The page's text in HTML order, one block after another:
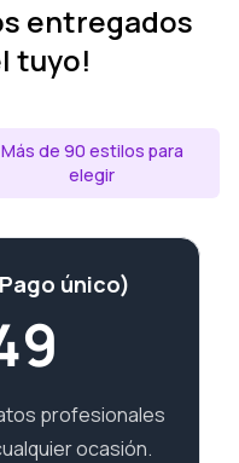
entregados
tuyo!
Más de 90 estilos para
elegir
único)
profesionales
ocasión.